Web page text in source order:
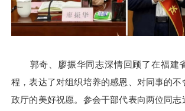
郭奇、廖振华同志深情回顾了在福建
程，表达了对组织培养的感恩、对同事的不
政厅的美好祝愿。参会干部代表向两位同志